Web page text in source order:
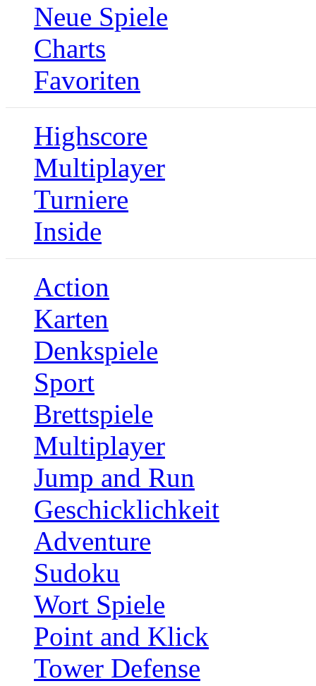
Neue Spiele
Charts
Favoriten
Highscore
Multiplayer
Turniere
Inside
Action
Karten
Denkspiele
Sport
Brettspiele
Multiplayer
Jump and Run
Geschicklichkeit
Adventure
Sudoku
Wort Spiele
Point and Klick
Tower Defense